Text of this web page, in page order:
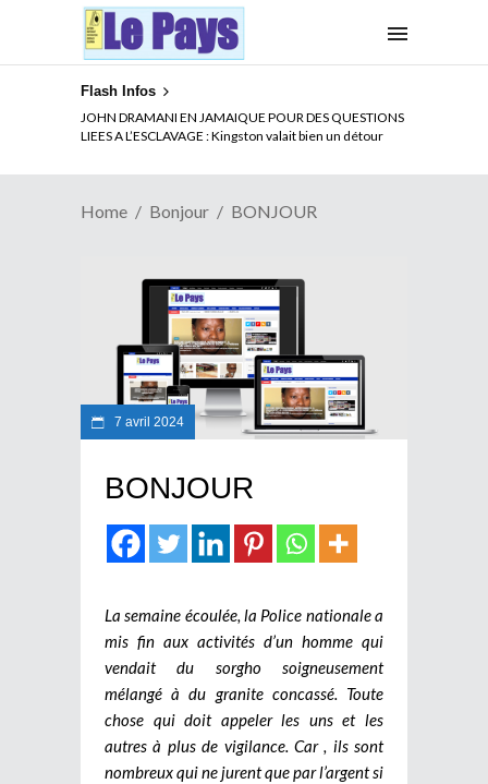
Flash Infos
JOHN DRAMANI EN JAMAIQUE POUR DES QUESTIONS
LIEES A L’ESCLAVAGE : Kingston valait bien un détour
Home Bonjour BONJOUR
7 avril 2024
BONJOUR
La semaine écoulée, la Police nationale a
mis fin aux activités d’un homme qui
vendait du sorgho soigneusement
mélangé à du granite concassé. Toute
chose qui doit appeler les uns et les
autres à plus de vigilance. Car , ils sont
nombreux qui ne jurent que par l’argent si